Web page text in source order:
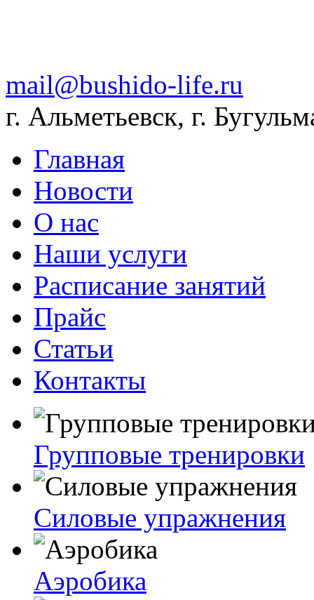
mail@bushido-life.ru
г. Альметьевск, г.
Главная
Новости
О нас
Наши услуги
Расписание занятий
Прайс
Статьи
Контакты
Групповые тренировки
Силовые упражнения
Аэробика